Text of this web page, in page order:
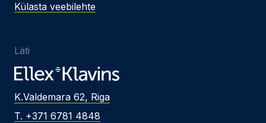
Külasta veebilehte
Läti
K.Valdemara 62, Riga
T. +371 6781 4848